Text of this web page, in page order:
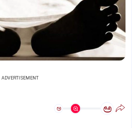
ADVERTISEMENT
ಅ ಅ